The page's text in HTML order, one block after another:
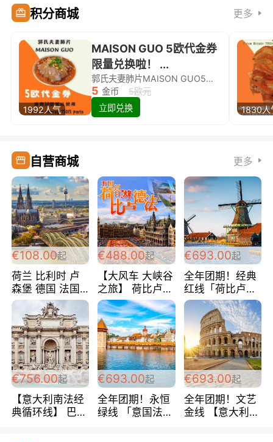
积分商城 更多
1992人气
MAISON GUO 5欧代金券
限量兑换啦！ ...
郭氏夫妻肺片MAISON GUO5欧代金券限量兑换啦！
5 金币
5欧元
立即兑换
1830人
自营商城 更多
€108.00起
荷兰 比利时 卢
森堡 德国 法国
超爽玩遍西欧 循
环线 全程四星宾
馆 108欧/人/天
€488.00起
【大风车 大峡谷
之旅】 荷比卢德
法 巴黎上下 经
典五国四日游
488欧/人
€693.00起
全年团期！经典
红线「荷比卢德
法」七天循环 五
国 仅售99欧/人/
天！巴黎上下！
包拼房~
€756.00起
【意大利南法经
典循环线】 巴黎
€693.00起
全年团期！永恒
绿线 「意国法
€693.00起
全年团期！文艺
金线 【意大利一